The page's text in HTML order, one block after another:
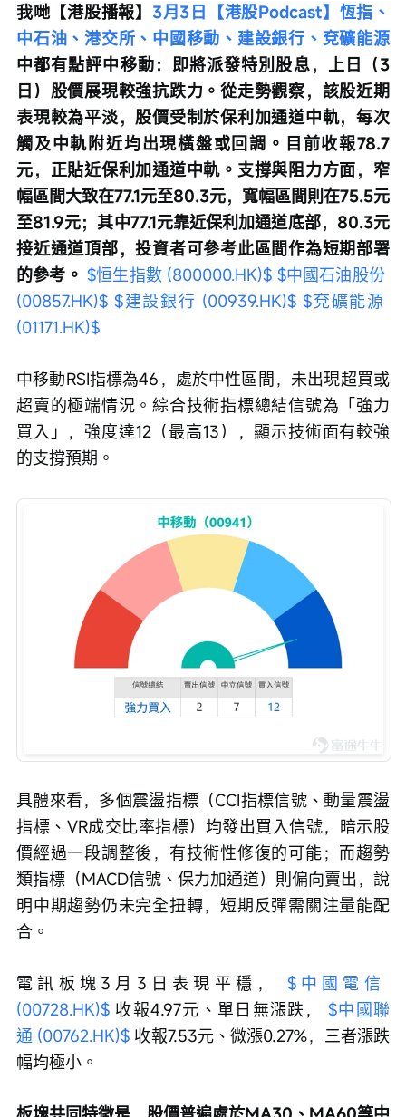
我哋【港股播報】 3月3日【港股Podcast】恆指、
中石油、港交所、中國移動、建設銀行、兗礦能源
中都有點評中移動：即將派發特別股息，上日（3
日）股價展現較強抗跌力。從走勢觀察，該股近期
表現較為平淡，股價受制於保利加通道中軌，每次
觸及中軌附近均出現橫盤或回調。目前收報78.7
元，正貼近保利加通道中軌。支撐與阻力方面，窄
幅區間大致在77.1元至80.3元，寬幅區間則在75.5元
至81.9元；其中77.1元靠近保利加通道底部，80.3元
接近通道頂部，投資者可參考此區間作為短期部署
的參考。 $恒生指數 (800000.HK)$ $中國石油股份
(00857.HK)$ $建設銀行 (00939.HK)$ $兗礦能源
(01171.HK)$
中移動RSI指標為46，處於中性區間，未出現超買或
超賣的極端情況。綜合技術指標總結信號為「強力
買入」，強度達12（最高13），顯示技術面有較強
的支撐預期。
具體來看，多個震盪指標（CCI指標信號、動量震盪
指標、VR成交比率指標）均發出買入信號，暗示股
價經過一段調整後，有技術性修復的可能；而趨勢
類指標（MACD信號、保力加通道）則偏向賣出，說
明中期趨勢仍未完全扭轉，短期反彈需關注量能配
合。
電訊板塊3月3日表現平穩， $中國電信
(00728.HK)$ 收報4.97元、單日無漲跌， $中國聯
通 (00762.HK)$ 收報7.53元、微漲0.27%，三者漲跌
幅均極小。